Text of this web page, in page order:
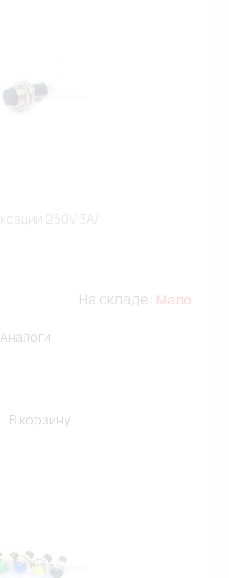
На складе: Мало
Аналоги
В корзину